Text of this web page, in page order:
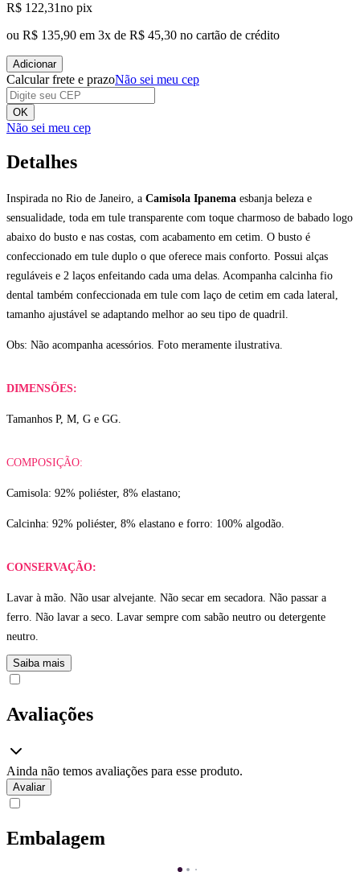
R$ 122,31no pix
ou R$ 135,90 em 3x de R$ 45,30 no cartão de crédito
Adicionar
Calcular frete e prazoNão sei meu cep
OK
Não sei meu cep
Detalhes
Inspirada no Rio de Janeiro, a Camisola Ipanema esbanja beleza e
sensualidade, toda em tule transparente com toque charmoso de babado logo
abaixo do busto e nas costas, com acabamento em cetim. O busto é
confeccionado em tule duplo o que oferece mais conforto. Possui alças
reguláveis e 2 laços enfeitando cada uma delas. Acompanha calcinha fio
dental também confeccionada em tule com laço de cetim em cada lateral,
tamanho ajustável se adaptando melhor ao seu tipo de quadril.
Obs: Não acompanha acessórios. Foto meramente ilustrativa.
DIMENSÕES:
Tamanhos P, M, G e GG.
COMPOSIÇÃO:
Camisola: 92% poliéster, 8% elastano;
Calcinha: 92% poliéster, 8% elastano e forro: 100% algodão.
CONSERVAÇÃO:
Lavar à mão. Não usar alvejante. Não secar em secadora. Não passar a
ferro. Não lavar a seco. Lavar sempre com sabão neutro ou detergente
neutro.
Saiba mais
Avaliações
Ainda não temos avaliações para esse produto.
Avaliar
Embalagem